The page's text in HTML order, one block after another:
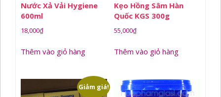
Nước Xả Vải Hygiene
600ml
18,000₫
Thêm vào giỏ hàng
Kẹo Hồng Sâm Hàn
Quốc KGS 300g
55,000₫
Thêm vào giỏ hàng
Giảm giá!